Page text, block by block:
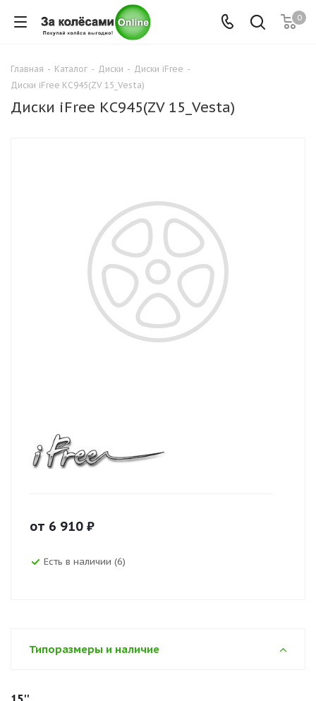
0
Главная - Каталог - Диски - Диски iFree -
Диски iFree КС945(ZV 15_Vesta)
Диски iFree КС945(ZV 15_Vesta)
от 6 910 ₽
Есть в наличии (6)
Типоразмеры и наличие